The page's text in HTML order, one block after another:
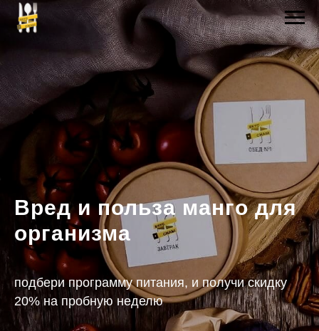
Вред и польза манго для
организма
подбери программу питания, и получи скидку
20% на пробную неделю